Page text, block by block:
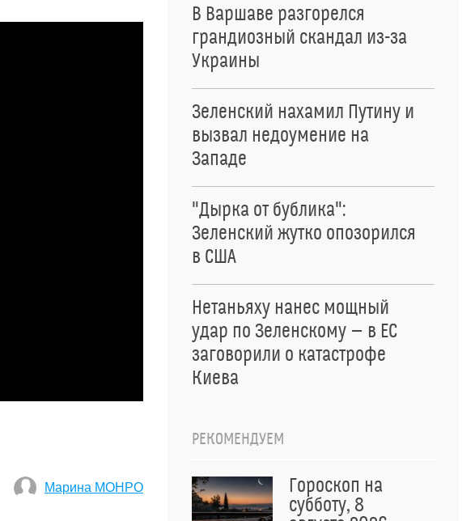
Марина МОНРО
В Варшаве разгорелся
грандиозный скандал из-за
Украины
Зеленский нахамил Путину и
вызвал недоумение на
Западе
"Дырка от бублика":
Зеленский жутко опозорился
в США
Нетаньяху нанес мощный
удар по Зеленскому — в ЕС
заговорили о катастрофе
Киева
РЕКОМЕНДУЕМ
Гороскоп на
субботу, 8